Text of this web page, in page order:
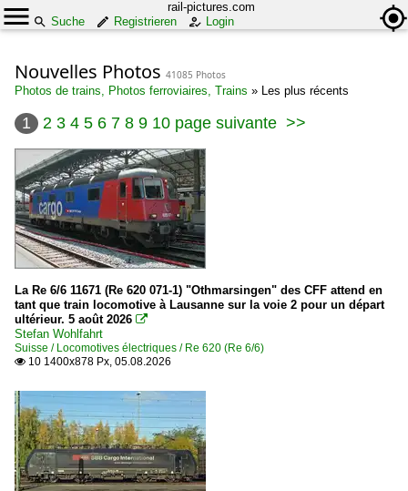
rail-pictures.com
Suche
Registrieren Login
Nouvelles Photos 41085 Photos
Photos de trains, Photos ferroviaires, Trains » Les plus récents
1 2 3 4 5 6 7 8 9 10 page suivante >>
La Re 6/6 11671 (Re 620 071-1) "Othmarsingen" des CFF attend en
tant que train locomotive à Lausanne sur la voie 2 pour un départ
ultérieur. 5 août 2026 
Stefan Wohlfahrt
Suisse / Locomotives électriques / Re 620 (Re 6/6)
 10 1400x878 Px, 05.08.2026